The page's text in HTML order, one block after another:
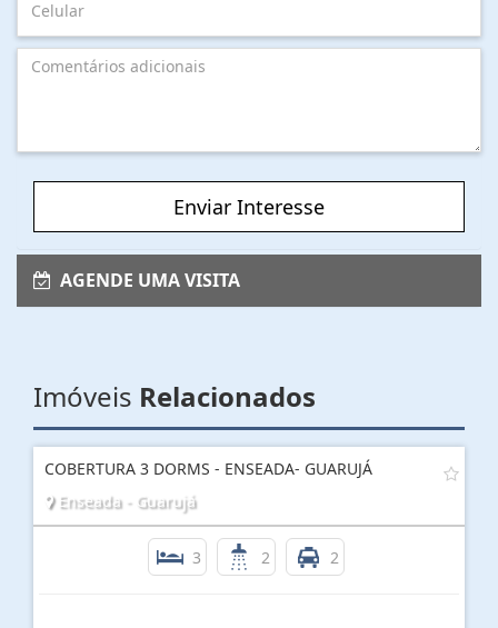
Enviar Interesse
AGENDE UMA VISITA
Imóveis Relacionados
COBERTURA 3 DORMS - ENSEADA- GUARUJÁ
Enseada - Guarujá
3 2 2